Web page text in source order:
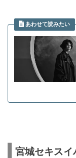
宮城セキス